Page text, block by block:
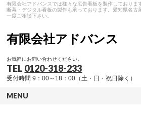
有限会社アドバンスでは様々な広告看板を製作しておりま
断幕・デジタル看板の製作も承っております。愛知県名古
一度ご相談下さい。
有限会社アドバンス
お気軽にお問い合わせください。
TEL 0120-318-233
受付時間 9：00～18：00（土・日・祝日除く）
MENU